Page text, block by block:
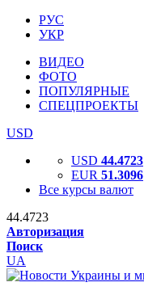
РУС
УКР
ВИДЕО
ФОТО
ПОПУЛЯРНЫЕ
СПЕЦПРОЕКТЫ
USD
USD 44.4723
EUR 51.3096
Все курсы валют
44.4723
Авторизация
Поиск
UA